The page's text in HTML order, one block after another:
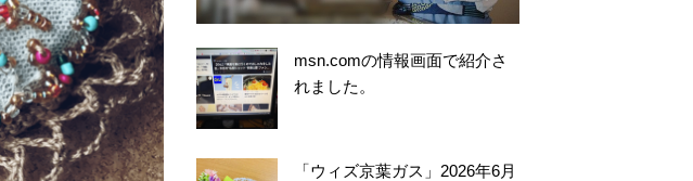
msn.comの情報画面で紹介さ
れました。
「ウィズ京葉ガス」2026年6月